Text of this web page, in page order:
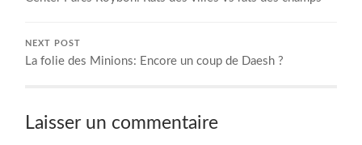
NEXT POST
La folie des Minions: Encore un coup de Daesh ?
Laisser un commentaire